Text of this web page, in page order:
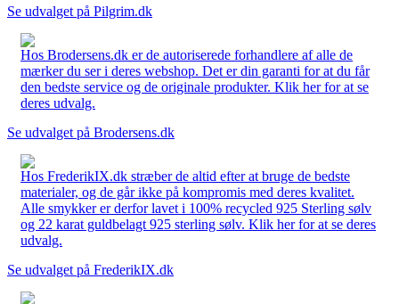
Se udvalget på Pilgrim.dk
Hos Brodersens.dk er de autoriserede forhandlere af alle de
mærker du ser i deres webshop. Det er din garanti for at du får
den bedste service og de originale produkter. Klik her for at se
deres udvalg.
Se udvalget på Brodersens.dk
Hos FrederikIX.dk stræber de altid efter at bruge de bedste
materialer, og de går ikke på kompromis med deres kvalitet.
Alle smykker er derfor lavet i 100% recycled 925 Sterling sølv
og 22 karat guldbelagt 925 sterling sølv. Klik her for at se deres
udvalg.
Se udvalget på FrederikIX.dk